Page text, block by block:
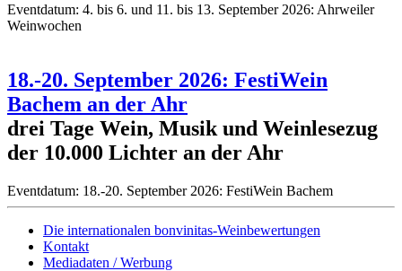
Eventdatum: 4. bis 6. und 11. bis 13. September 2026: Ahrweiler
Weinwochen
18.-20. September 2026: FestiWein
Bachem an der Ahr
drei Tage Wein, Musik und Weinlesezug
der 10.000 Lichter an der Ahr
Eventdatum: 18.-20. September 2026: FestiWein Bachem
Die internationalen bonvinitas-Weinbewertungen
Kontakt
Mediadaten / Werbung